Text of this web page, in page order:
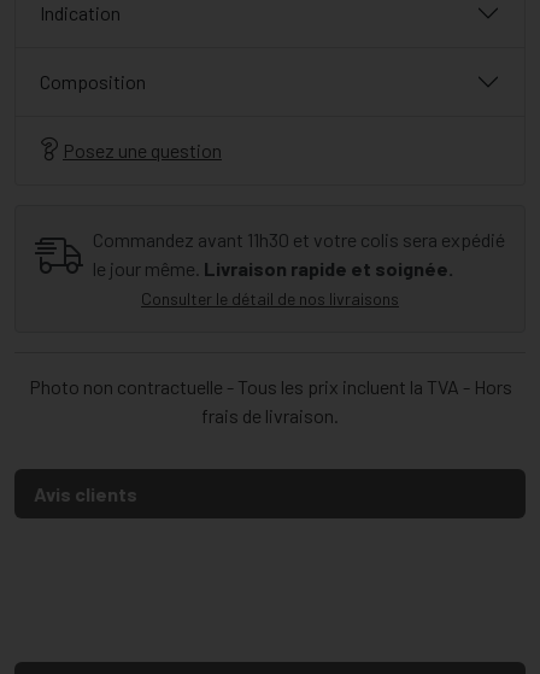
Indication
Composition
Posez une question
Commandez avant 11h30 et votre colis sera expédié
le jour même. Livraison rapide et soignée.
Consulter le détail de nos livraisons
Photo non contractuelle - Tous les prix incluent la TVA - Hors
frais de livraison.
Avis clients